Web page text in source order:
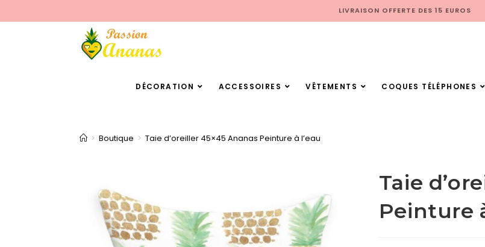
LIVRAISON OFFERTE DES 15 EUROS
DÉCORATION ACCESSOIRES VÊTEMENTS COQUES TÉLÉPHONES
> Boutique > Taie d’oreiller 45×45 Ananas Peinture à l’eau
Taie
Peinture